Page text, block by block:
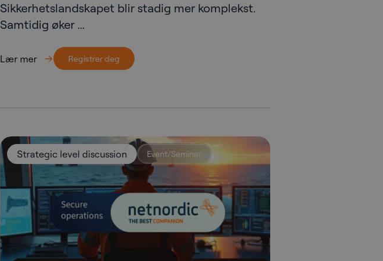
Sikkerhetslandskapet blir stadig mer komplekst.
Samtidig øker ...
Lær mer Registrer deg
Strategic level discussion Event/Seminar